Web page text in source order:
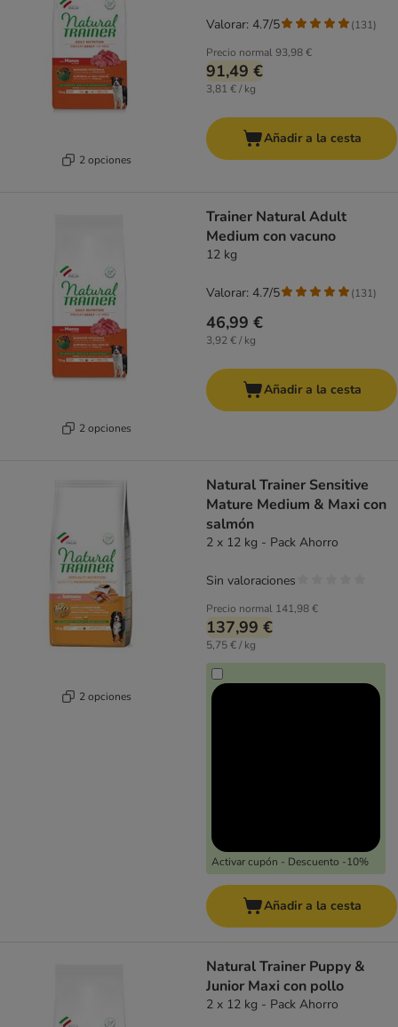
2 opciones
Precio normal93,98 €
91,49 €
3,81 € / kg
Valorar: 4.7/5 (131)
Añadir a la cesta
2 opciones
Trainer Natural Adult
Medium con vacuno
12 kg
46,99 €
3,92 € / kg
Valorar: 4.7/5 (131)
Añadir a la cesta
2 opciones
Natural Trainer Sensitive
Mature Medium & Maxi con
salmón
2 x 12 kg - Pack Ahorro
Precio normal 141,98 €
137,99 €
5,75 € / kg
Activar cupón - Descuento -10%
Sin valoraciones
Añadir a la cesta
Natural Trainer Puppy &
Junior Maxi con pollo
2 x 12 kg - Pack Ahorro